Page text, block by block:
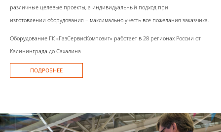
различные целевые проекты, а индивидуальный подход при
изготовлении оборудования – максимально учесть все пожелания заказчика.
Оборудование ГК «ГазСервисКомпозит» работает в 28 регионах России от
Калининграда до Сахалина
ПОДРОБНЕЕ